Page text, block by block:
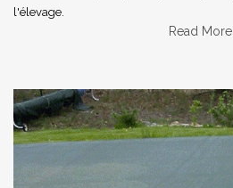
l'élevage.
Read More